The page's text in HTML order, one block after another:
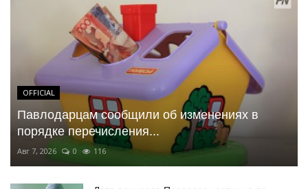
OFFICIAL
Павлодарцам сообщили об изменениях в
порядке перечисления...
Авг 7, 2026 0 116